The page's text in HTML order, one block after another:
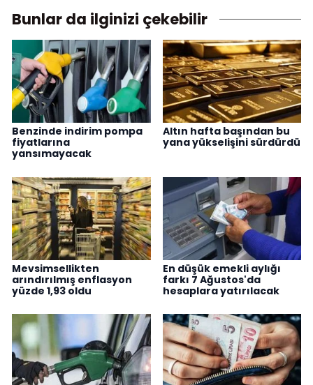
Bunlar da ilginizi çekebilir
Benzinde indirim pompa
fiyatlarına
yansımayacak
Altın hafta başından bu
yana yükselişini sürdürdü
Mevsimsellikten
arındırılmış enflasyon
yüzde 1,93 oldu
En düşük emekli aylığı
farkı 7 Ağustos'da
hesaplara yatırılacak